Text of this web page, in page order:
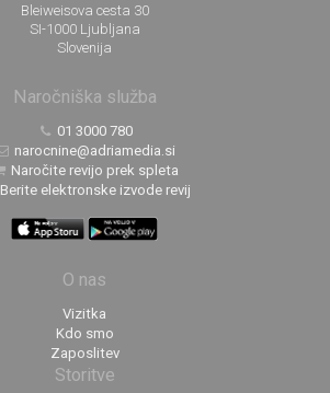
Bleiweisova cesta 30
SI-1000 Ljubljana
Slovenija
Naročniška služba
01 3000 780
narocnine@adriamedia.si
Naročite revijo prek spleta
Berite elektronske izvode revij
O nas
Vizitka
Kdo smo
Zaposlitev
Storitve